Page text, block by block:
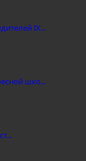
IX...
шко...